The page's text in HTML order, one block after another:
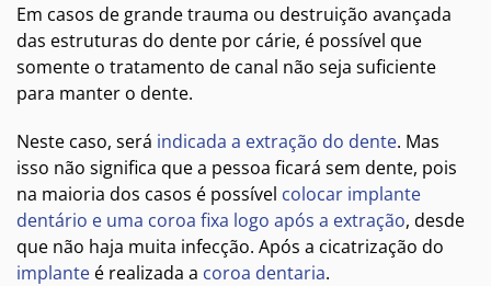
Em casos de grande trauma ou destruição avançada
das estruturas do dente por cárie, é possível que
somente o tratamento de canal não seja suficiente
para manter o dente.
Neste caso, será indicada a extração do dente. Mas
isso não significa que a pessoa ficará sem dente, pois
na maioria dos casos é possível colocar implante
dentário e uma coroa fixa logo após a extração, desde
que não haja muita infecção. Após a cicatrização do
implante é realizada a coroa dentaria.